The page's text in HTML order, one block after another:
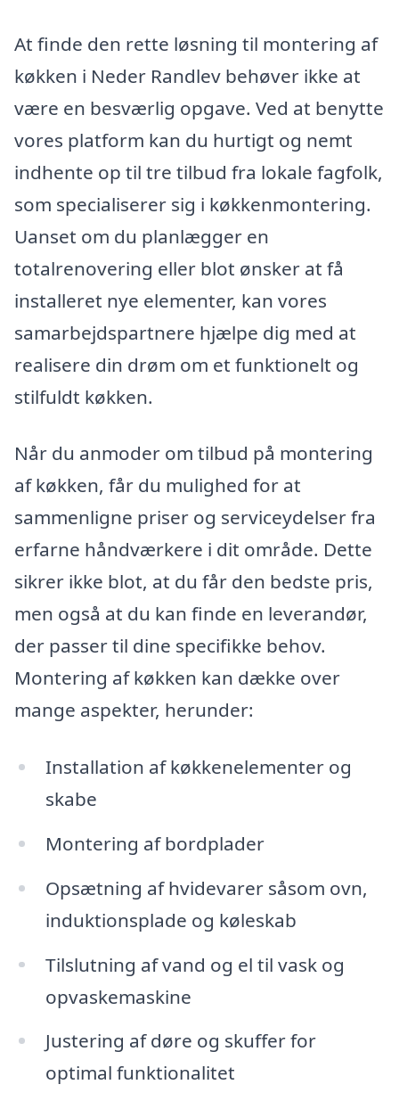
At finde den rette løsning til montering af
køkken i Neder Randlev behøver ikke at
være en besværlig opgave. Ved at benytte
vores platform kan du hurtigt og nemt
indhente op til tre tilbud fra lokale fagfolk,
som specialiserer sig i køkkenmontering.
Uanset om du planlægger en
totalrenovering eller blot ønsker at få
installeret nye elementer, kan vores
samarbejdspartnere hjælpe dig med at
realisere din drøm om et funktionelt og
stilfuldt køkken.
Når du anmoder om tilbud på montering
af køkken, får du mulighed for at
sammenligne priser og serviceydelser fra
erfarne håndværkere i dit område. Dette
sikrer ikke blot, at du får den bedste pris,
men også at du kan finde en leverandør,
der passer til dine specifikke behov.
Montering af køkken kan dække over
mange aspekter, herunder:
Installation af køkkenelementer og
skabe
Montering af bordplader
Opsætning af hvidevarer såsom ovn,
induktionsplade og køleskab
Tilslutning af vand og el til vask og
opvaskemaskine
Justering af døre og skuffer for
optimal funktionalitet